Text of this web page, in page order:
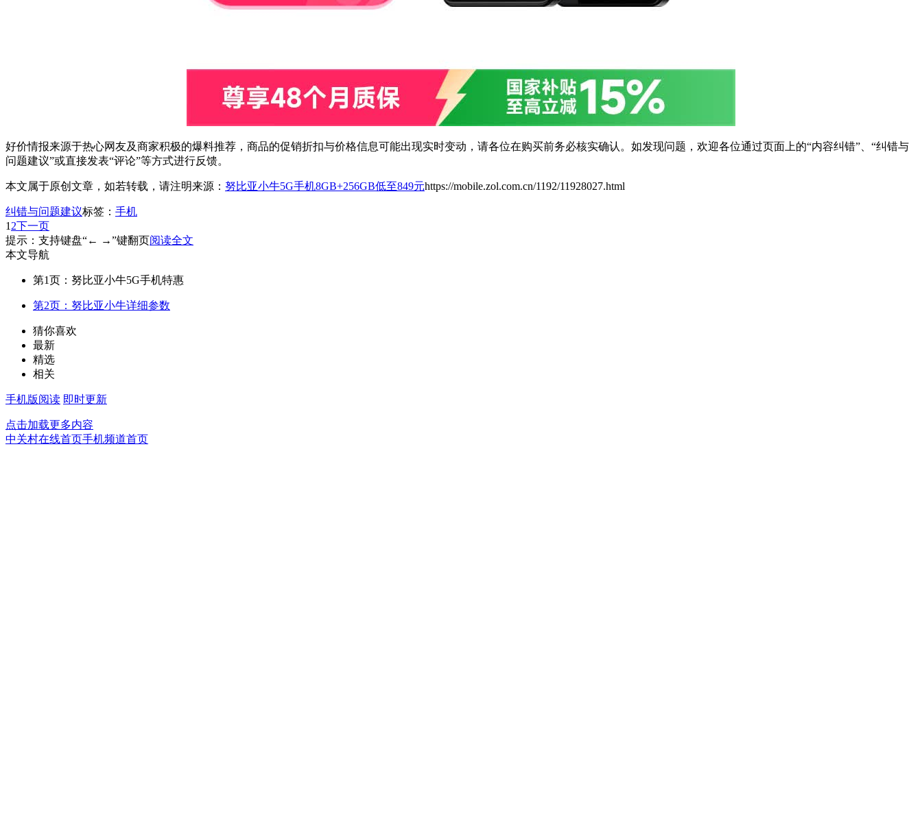
好价情报来源于热心网友及商家积极的爆料推荐，商品的促销折扣与价格信息可能出现实时变动，请各位在购买前务必核实确认。如发现问题，欢迎各位通过页面上的“内容纠错”、“纠错与
问题建议”或直接发表“评论”等方式进行反馈。
本文属于原创文章，如若转载，请注明来源： 努比亚小牛5G手机8GB+256GB低至849元https://mobile.zol.com.cn/1192/11928027.html
纠错与问题建议标签： 手机
1 2下一页
提示：支持键盘“← →”键翻页阅读全文
本文导航
第1页：努比亚小牛5G手机特惠
第2页：努比亚小牛详细参数
猜你喜欢
最新
精选
相关
手机版阅读 即时更新
点击加载更多内容
中关村在线首页手机频道首页